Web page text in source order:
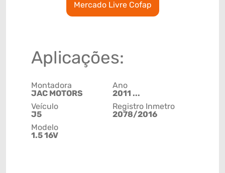
Mercado Livre Cofap
Aplicações:
Montadora
JAC MOTORS
Veículo
J5
Modelo
1.5 16V
Ano
2011 ...
Registro Inmetro
2078/2016